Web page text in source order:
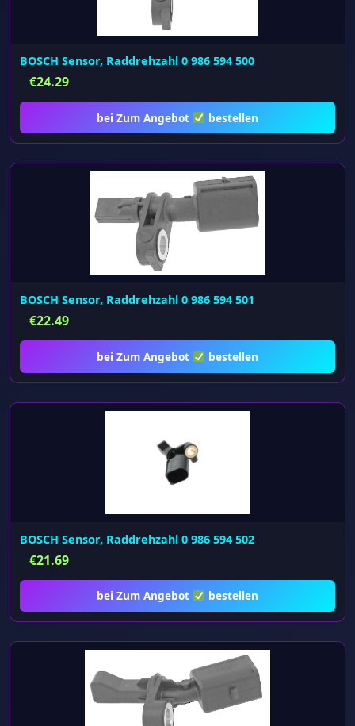
BOSCH Sensor, Raddrehzahl 0 986 594 500
€24.29
bei Zum Angebot bestellen
BOSCH Sensor, Raddrehzahl 0 986 594 501
€22.49
bei Zum Angebot bestellen
BOSCH Sensor, Raddrehzahl 0 986 594 502
€21.69
bei Zum Angebot bestellen